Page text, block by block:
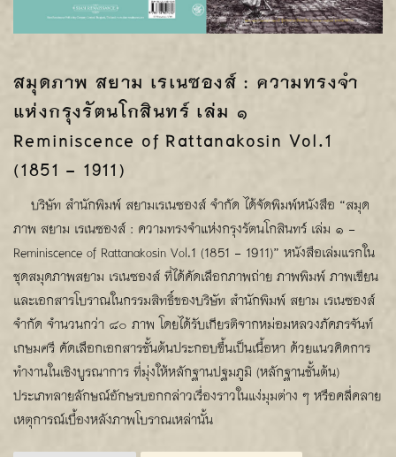
สมุดภาพ สยาม เรเนซองส์ : ความทรงจำ
แห่งกรุงรัตนโกสินทร์ เล่ม ๑
Reminiscence of Rattanakosin Vol.1
(1851 - 1911)
บริษัท สำนักพิมพ์ สยามเรเนซองส์ จำกัด ได้จัดพิมพ์หนังสือ “สมุด
ภาพ สยาม เรเนซองส์ : ความทรงจำแห่งกรุงรัตนโกสินทร์ เล่ม ๑ -
Reminiscence of Rattanakosin Vol.1 (1851 - 1911)” หนังสือเล่มแรกใน
ชุดสมุดภาพสยาม เรเนซองส์ ที่ได้คัดเลือกภาพถ่าย ภาพพิมพ์ ภาพเขียน
และเอกสารโบราณในกรรมสิทธิ์ของบริษัท สำนักพิมพ์ สยาม เรเนซองส์
จำกัด จำนวนกว่า ๘๐ ภาพ โดยได้รับเกียรติจากหม่อมหลวงภัคภรจันท์
เกษมศรี คัดเลือกเอกสารชั้นต้นประกอบขึ้นเป็นเนื้อหา ด้วยแนวคิดการ
ทำงานในเชิงบูรณาการ ที่มุ่งให้หลักฐานปฐมภูมิ (หลักฐานชั้นต้น)
ประเภทลายลักษณ์อักษรบอกกล่าวเรื่องราวในแง่มุมต่าง ๆ หรือคลี่คลาย
เหตุการณ์เบื้องหลังภาพโบราณเหล่านั้น